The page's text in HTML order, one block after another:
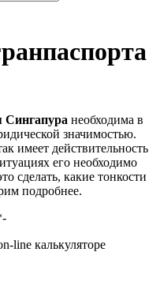
Сингапура необходима в
значимостью.
имеет действительность
его необходимо
сделать, какие тонкости
подробнее.
line калькуляторе